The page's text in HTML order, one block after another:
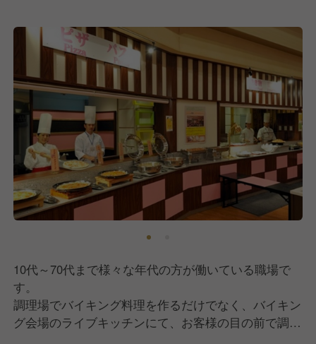
10代～70代まで様々な年代の方が働いている職場で
す。
調理場でバイキング料理を作るだけでなく、バイキン
グ会場のライブキッチンにて、お客様の目の前で調理